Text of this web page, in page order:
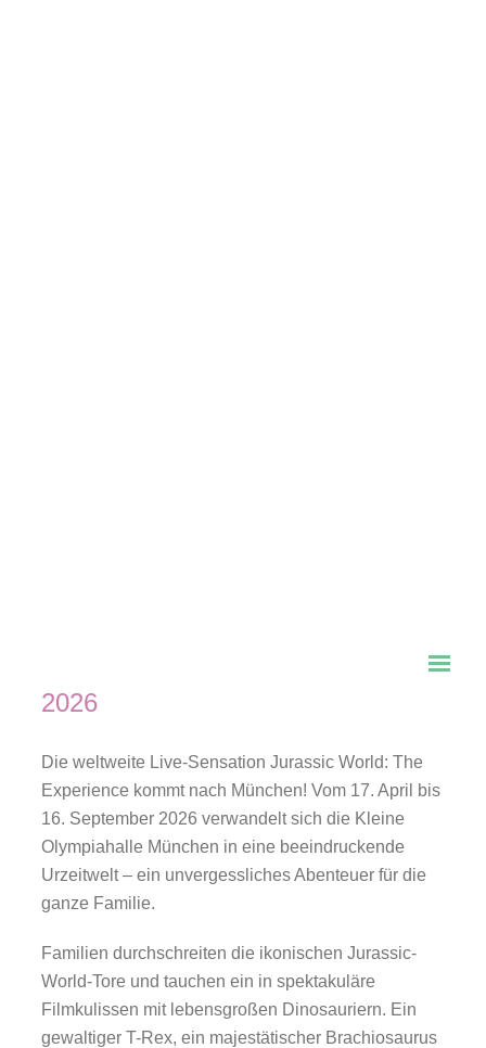
2026
Die weltweite Live-Sensation Jurassic World: The
Experience kommt nach München! Vom 17. April bis
16. September 2026 verwandelt sich die Kleine
Olympiahalle München in eine beeindruckende
Urzeitwelt – ein unvergessliches Abenteuer für die
ganze Familie.
Familien durchschreiten die ikonischen Jurassic-
World-Tore und tauchen ein in spektakuläre
Filmkulissen mit lebensgroßen Dinosauriern. Ein
gewaltiger T-Rex, ein majestätischer Brachiosaurus